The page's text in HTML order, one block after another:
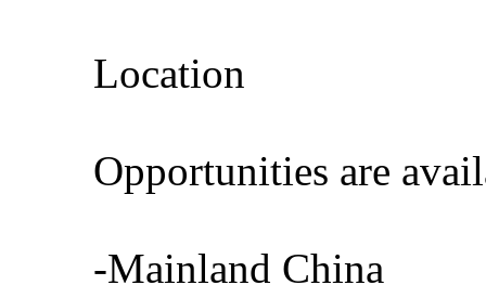
Location
Opportunities are
-Mainland China